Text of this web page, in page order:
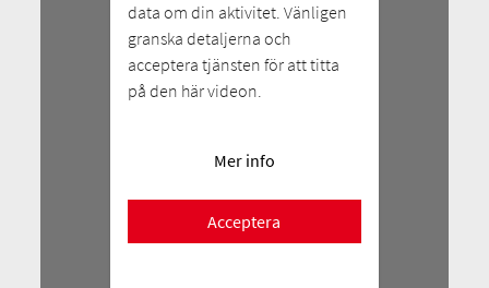
data om din aktivitet. Vänligen
granska detaljerna och
acceptera tjänsten för att titta
på den här videon.
Mer info
Acceptera